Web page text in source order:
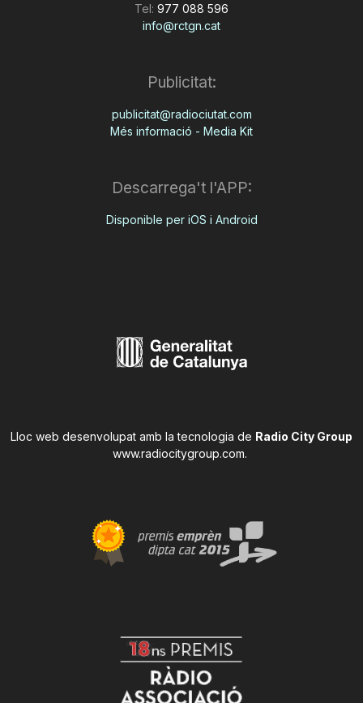
Tel: 977 088 596
info@rctgn.cat
Publicitat:
publicitat@radiociutat.com
Més informació - Media Kit
Descarrega't l'APP:
Disponible per iOS i Android
Lloc web desenvolupat amb la tecnologia de Radio City Group
www.radiocitygroup.com.